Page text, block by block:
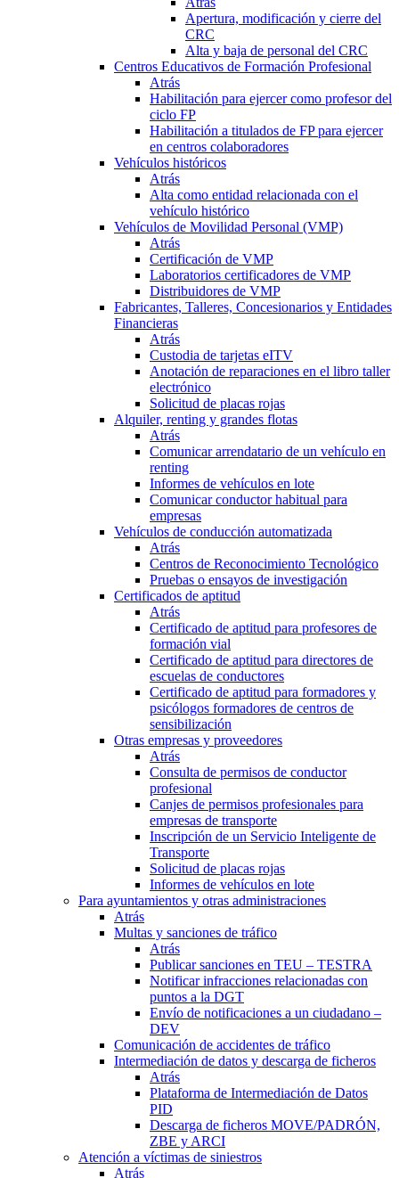
Apertura, modificación y cierre del
CRC
Alta y baja de personal del CRC
Centros Educativos de Formación Profesional
Atrás
Habilitación para ejercer como profesor del
ciclo FP
Habilitación a titulados de FP para ejercer
en centros colaboradores
Vehículos históricos
Atrás
Alta como entidad relacionada con el
vehículo histórico
Vehículos de Movilidad Personal (VMP)
Atrás
Certificación de VMP
Laboratorios certificadores de VMP
Distribuidores de VMP
Fabricantes, Talleres, Concesionarios y Entidades
Financieras
Atrás
Custodia de tarjetas eITV
Anotación de reparaciones en el libro taller
electrónico
Solicitud de placas rojas
Alquiler, renting y grandes flotas
Atrás
Comunicar arrendatario de un vehículo en
renting
Informes de vehículos en lote
Comunicar conductor habitual para
empresas
Vehículos de conducción automatizada
Atrás
Centros de Reconocimiento Tecnológico
Pruebas o ensayos de investigación
Certificados de aptitud
Atrás
Certificado de aptitud para profesores de
formación vial
Certificado de aptitud para directores de
escuelas de conductores
Certificado de aptitud para formadores y
psicólogos formadores de centros de
sensibilización
Otras empresas y proveedores
Atrás
Consulta de permisos de conductor
profesional
Canjes de permisos profesionales para
empresas de transporte
Inscripción de un Servicio Inteligente de
Transporte
Solicitud de placas rojas
Informes de vehículos en lote
Para ayuntamientos y otras administraciones
Atrás
Multas y sanciones de tráfico
Atrás
Publicar sanciones en TEU – TESTRA
Notificar infracciones relacionadas con
puntos a la DGT
Envío de notificaciones a un ciudadano –
DEV
Comunicación de accidentes de tráfico
Intermediación de datos y descarga de ficheros
Atrás
Plataforma de Intermediación de Datos
PID
Descarga de ficheros MOVE/PADRÓN,
ZBE y ARCI
Atención a víctimas de siniestros
Atrás